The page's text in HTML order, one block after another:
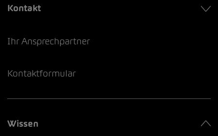
Kontakt
Ihr Ansprechpartner
Kontaktformular
Wissen